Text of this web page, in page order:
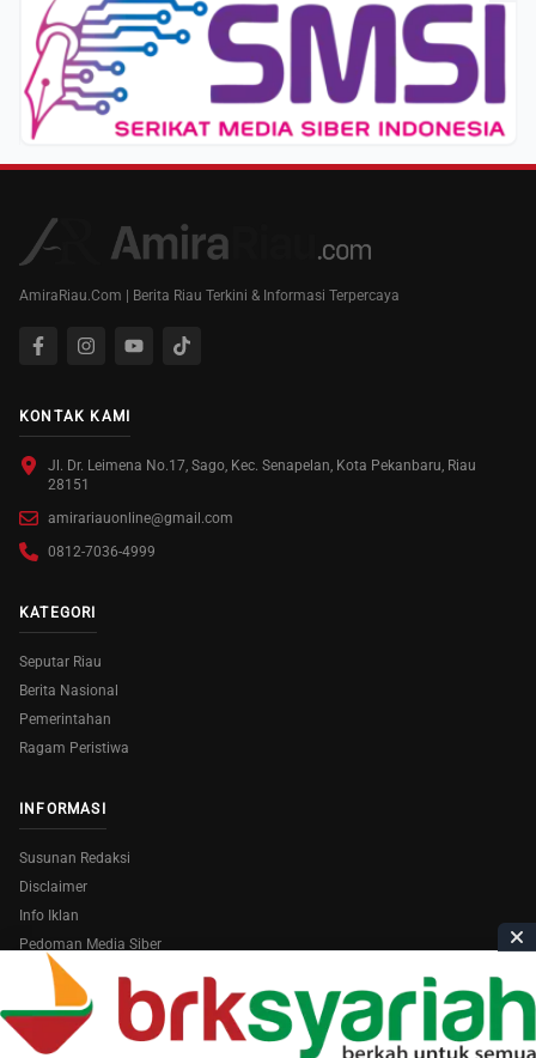
AmiraRiau.Com | Berita Riau Terkini & Informasi Terpercaya
KONTAK KAMI
Jl. Dr. Leimena No.17, Sago, Kec. Senapelan, Kota Pekanbaru, Riau
28151
amirariauonline@gmail.com
0812-7036-4999
KATEGORI
Seputar Riau
Berita Nasional
Pemerintahan
Ragam Peristiwa
INFORMASI
Susunan Redaksi
Disclaimer
Info Iklan
Pedoman Media Siber
Copyright © 2026 AmiraRiau.com . All Rights Reserved.